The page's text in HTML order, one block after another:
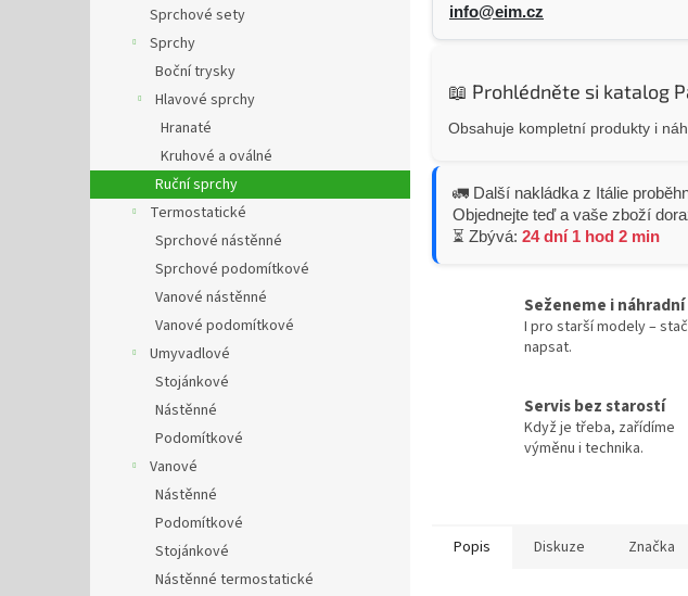
Sprchové sety
Sprchy
Boční trysky
Hlavové sprchy
Hranaté
Kruhové a oválné
Ruční sprchy
Termostatické
Sprchové nástěnné
Sprchové podomítkové
Vanové nástěnné
Vanové podomítkové
Umyvadlové
Stojánkové
Nástěnné
Podomítkové
Vanové
Nástěnné
Podomítkové
Stojánkové
Nástěnné termostatické
info@eim.cz
📖 Prohlédněte si katalog
Obsahuje kompletní produkty i
🚛 Další nakládka z Itálie
Objednejte teď a vaše zboží
⏳ Zbývá: 24 dní 1 hod 2 min
Seženeme i
I pro starší modely –
napsat.
Servis bez starostí
Když je třeba, zařídíme
výměnu i technika.
Popis Diskuze Značka